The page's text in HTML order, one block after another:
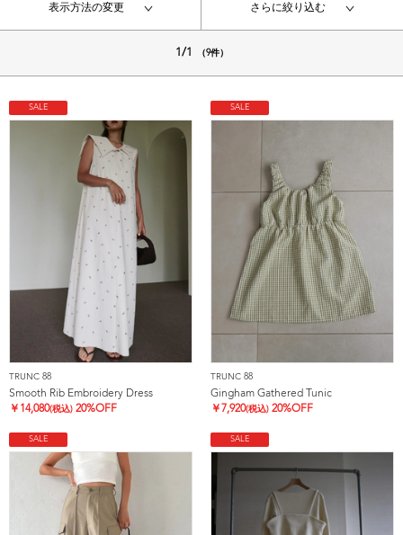
表示方法の変更 さらに絞り込む
1/1 （9件）
SALE
TRUNC 88
Smooth Rib Embroidery Dress
￥ 14,080(税込) 20%OFF
SALE
TRUNC 88
Gingham Gathered Tunic
￥ 7,920(税込) 20%OFF
SALE SALE